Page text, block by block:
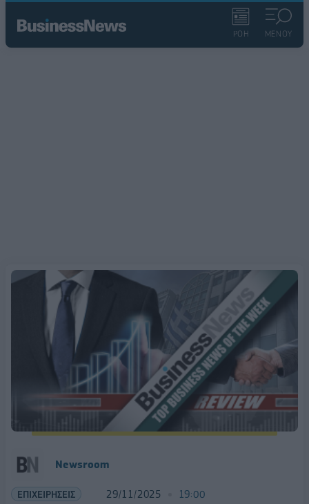
ΡΟΗ ΜΕΝΟΥ
Newsroom
ΕΠΙΧΕΙΡΗΣΕΙΣ 29/11/2025 19:00